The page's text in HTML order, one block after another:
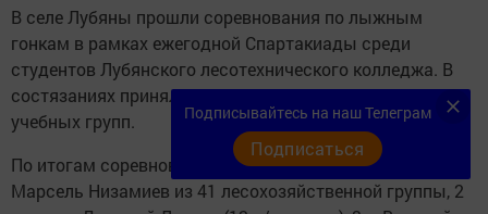
В селе Лубяны прошли соревнования по лыжным
гонкам в рамках ежегодной Спартакиады среди
студентов Лубянского лесотехнического колледжа. В
состязаниях приняли участие представители всех
учебных групп.
По итогам соревнований среди юношей 1 место занял
Марсель Низамиев из 41 лесохозяйственной группы, 2
Подписывайтесь на наш Телеграм
Подписаться